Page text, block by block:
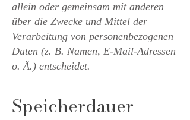
allein oder gemeinsam mit anderen
über die Zwecke und Mittel der
Verarbeitung von personenbezogenen
Daten (z. B. Namen, E-Mail-Adressen
o. Ä.) entscheidet.
Speicherdauer